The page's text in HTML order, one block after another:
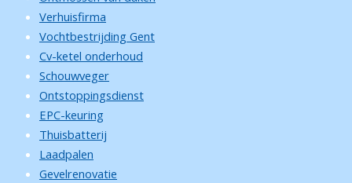
Verhuisfirma
Vochtbestrijding Gent
Cv-ketel onderhoud
Schouwveger
Ontstoppingsdienst
EPC-keuring
Thuisbatterij
Laadpalen
Gevelrenovatie